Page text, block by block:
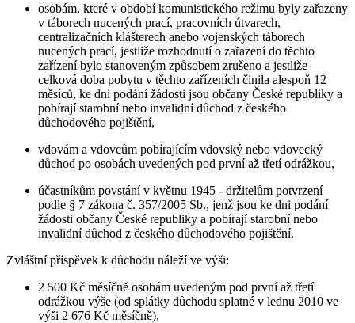
osobám, které v období komunistického režimu byly zařazeny
v táborech nucených prací, pracovních útvarech,
centralizačních klášterech anebo vojenských táborech
nucených prací, jestliže rozhodnutí o zařazení do těchto
zařízení bylo stanoveným způsobem zrušeno a jestliže
celková doba pobytu v těchto zařízeních činila alespoň 12
měsíců, ke dni podání žádosti jsou občany České republiky a
pobírají starobní nebo invalidní důchod z českého
důchodového pojištění,
vdovám a vdovcům pobírajícím vdovský nebo vdovecký
důchod po osobách uvedených pod první až třetí odrážkou,
účastníkům povstání v květnu 1945 - držitelům potvrzení
podle § 7 zákona č. 357/2005 Sb., jenž jsou ke dni podání
žádosti občany České republiky a pobírají starobní nebo
invalidní důchod z českého důchodového pojištění.
Zvláštní příspěvek k důchodu náleží ve výši:
2 500 Kč měsíčně osobám uvedeným pod první až třetí
odrážkou výše (od splátky důchodu splatné v lednu 2010 ve
výši 2 676 Kč měsíčně),